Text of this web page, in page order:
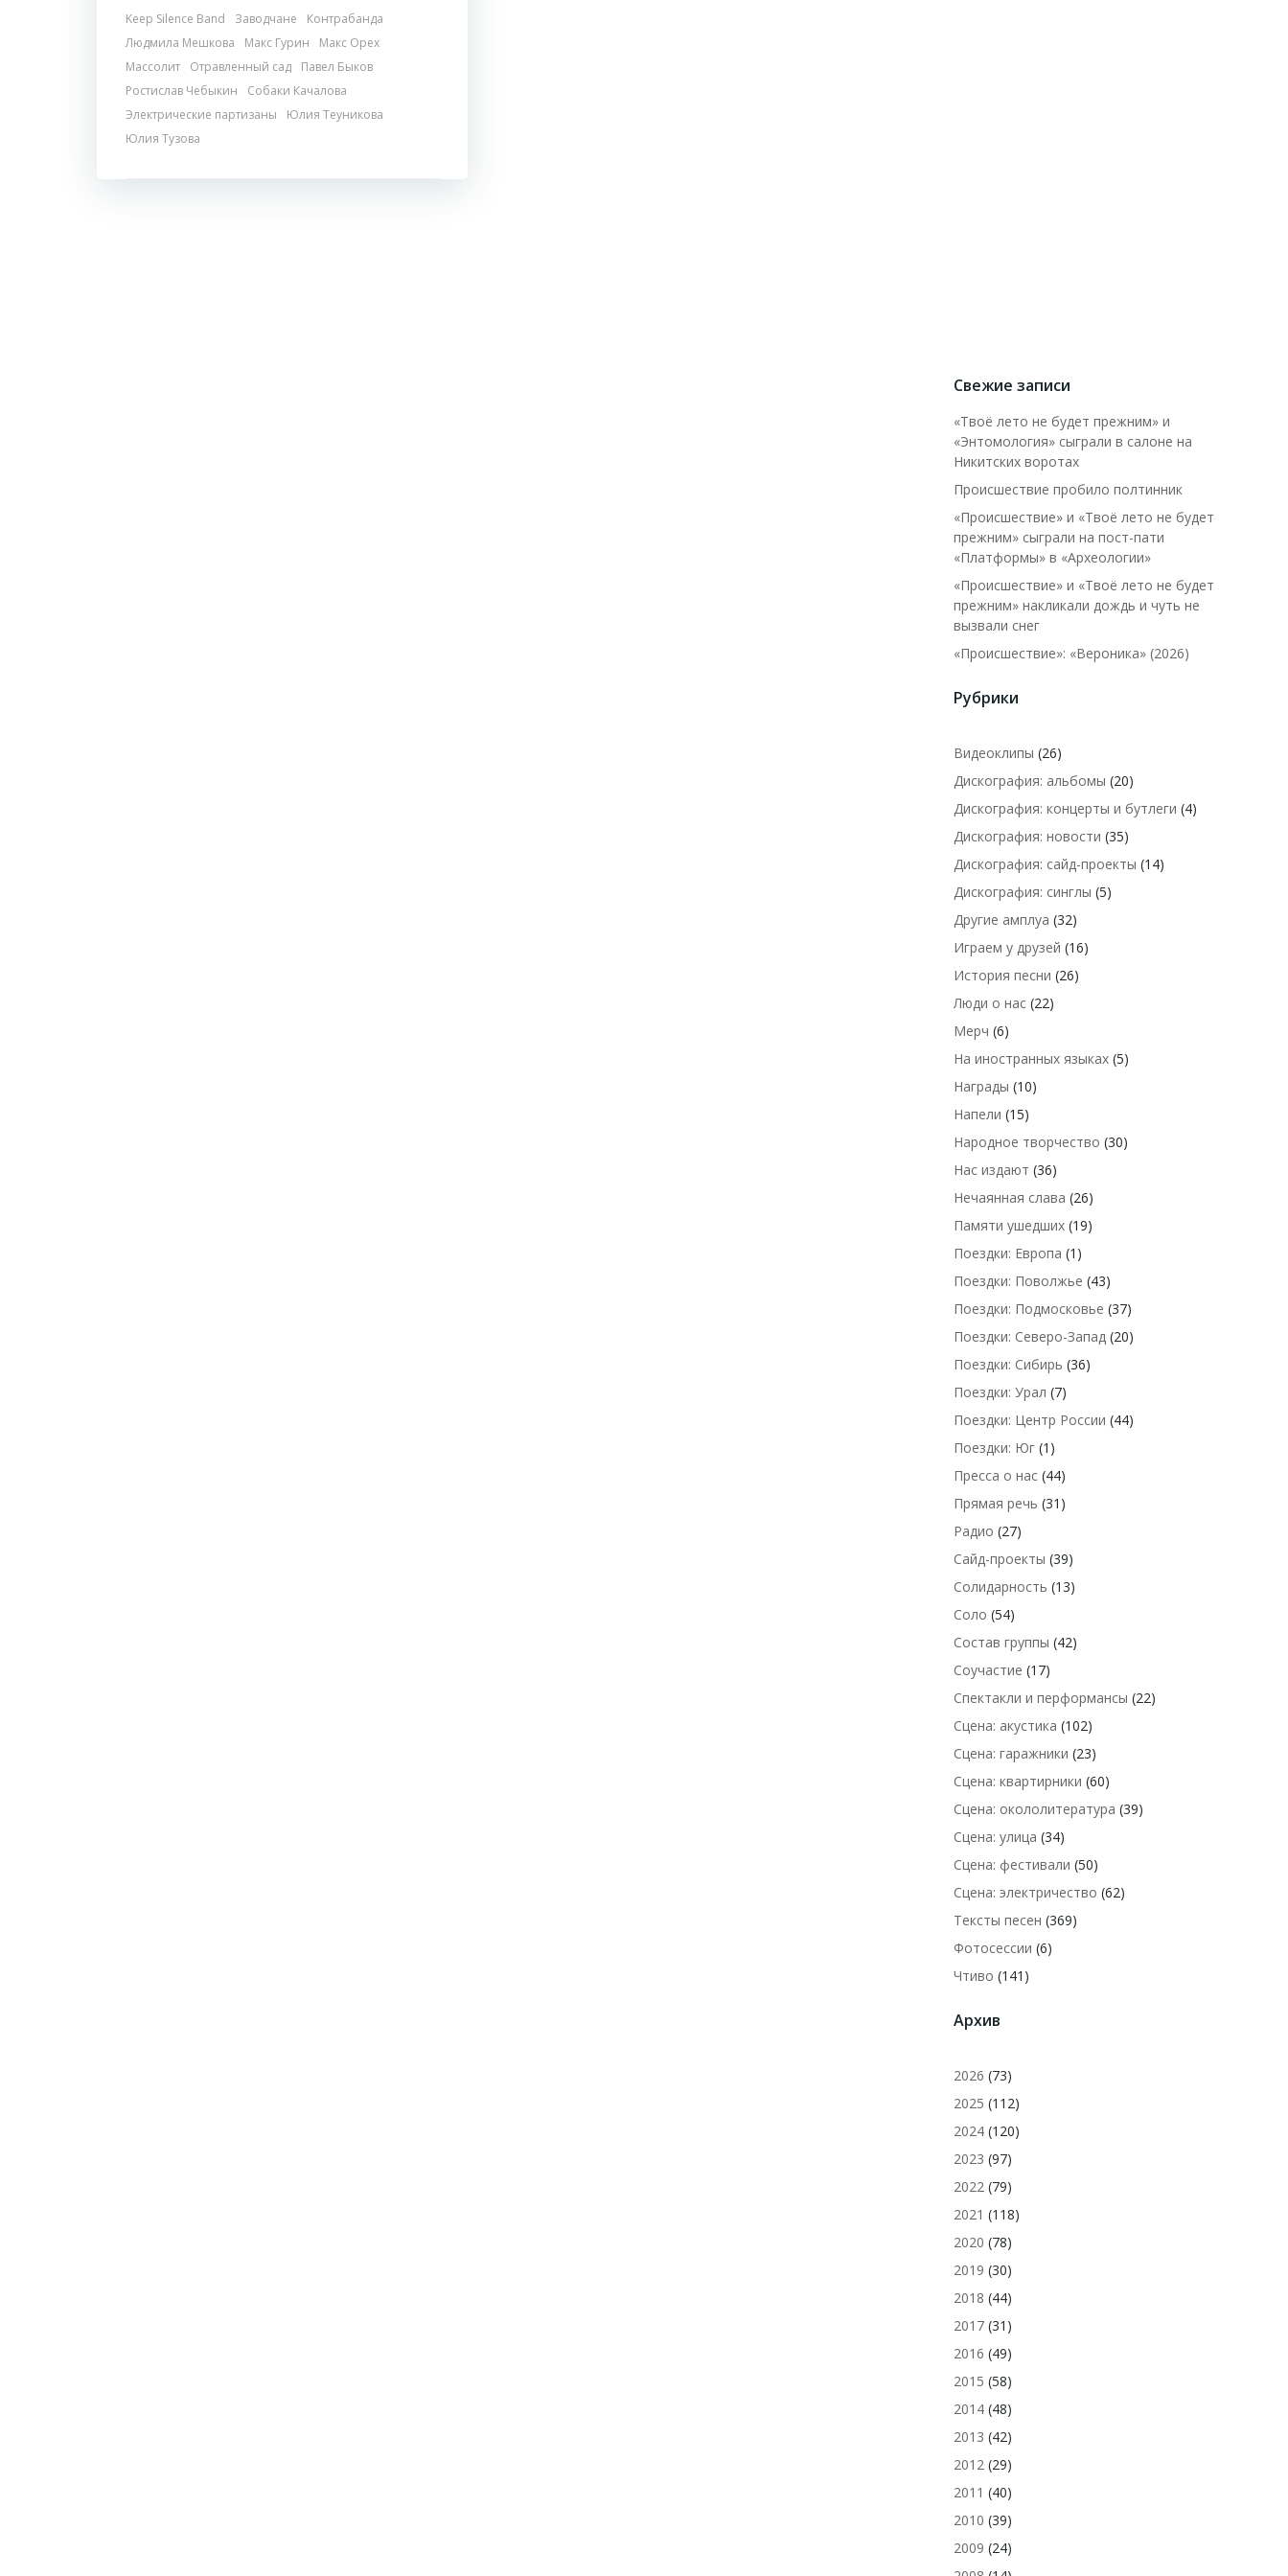
Keep Silence Band Заводчане
Контрабанда
Людмила Мешкова
Макс Гурин
Макс Орех
Массолит
Отравленный сад
Павел Быков
Ростислав Чебыкин
Собаки Качалова
Электрические партизаны
Юлия Теуникова
Юлия Тузова
Свежие записи
«Твоё лето не будет прежним» и
«Энтомология» сыграли в салоне на
Никитских воротах
Происшествие пробило полтинник
«Происшествие» и «Твоё лето не будет
прежним» сыграли на пост-пати
«Платформы» в «Археологии»
«Происшествие» и «Твоё лето не будет
прежним» накликали дождь и чуть не
вызвали снег
«Происшествие»: «Вероника» (2026)
Рубрики
Видеоклипы (26)
Дискография: альбомы (20)
Дискография: концерты и бутлеги (4)
Дискография: новости (35)
Дискография: сайд-проекты (14)
Дискография: синглы (5)
Другие амплуа (32)
Играем у друзей (16)
История песни (26)
Люди о нас (22)
Мерч (6)
На иностранных языках (5)
Награды (10)
Напели (15)
Народное творчество (30)
Нас издают (36)
Нечаянная слава (26)
Памяти ушедших (19)
Поездки: Европа (1)
Поездки: Поволжье (43)
Поездки: Подмосковье (37)
Поездки: Северо-Запад (20)
Поездки: Сибирь (36)
Поездки: Урал (7)
Поездки: Центр России (44)
Поездки: Юг (1)
Пресса о нас (44)
Прямая речь (31)
Радио (27)
Сайд-проекты (39)
Солидарность (13)
Соло (54)
Состав группы (42)
Соучастие (17)
Спектакли и перформансы (22)
Сцена: акустика (102)
Сцена: гаражники (23)
Сцена: квартирники (60)
Сцена: окололитература (39)
Сцена: улица (34)
Сцена: фестивали (50)
Сцена: электричество (62)
Тексты песен (369)
Фотосессии (6)
Чтиво (141)
Архив
2026 (73)
2025 (112)
2024 (120)
2023 (97)
2022 (79)
2021 (118)
2020 (78)
2019 (30)
2018 (44)
2017 (31)
2016 (49)
2015 (58)
2014 (48)
2013 (42)
2012 (29)
2011 (40)
2010 (39)
2009 (24)